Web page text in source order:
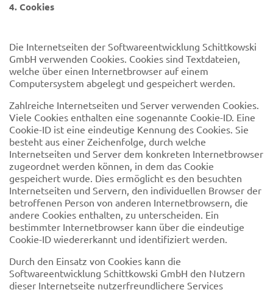
4. Cookies
Die Internetseiten der Softwareentwicklung Schittkowski
GmbH verwenden Cookies. Cookies sind Textdateien,
welche über einen Internetbrowser auf einem
Computersystem abgelegt und gespeichert werden.
Zahlreiche Internetseiten und Server verwenden Cookies.
Viele Cookies enthalten eine sogenannte Cookie-ID. Eine
Cookie-ID ist eine eindeutige Kennung des Cookies. Sie
besteht aus einer Zeichenfolge, durch welche
Internetseiten und Server dem konkreten Internetbrowser
zugeordnet werden können, in dem das Cookie
gespeichert wurde. Dies ermöglicht es den besuchten
Internetseiten und Servern, den individuellen Browser der
betroffenen Person von anderen Internetbrowsern, die
andere Cookies enthalten, zu unterscheiden. Ein
bestimmter Internetbrowser kann über die eindeutige
Cookie-ID wiedererkannt und identifiziert werden.
Durch den Einsatz von Cookies kann die
Softwareentwicklung Schittkowski GmbH den Nutzern
dieser Internetseite nutzerfreundlichere Services